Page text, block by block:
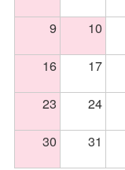
9
10
16
17
23
24
30
31